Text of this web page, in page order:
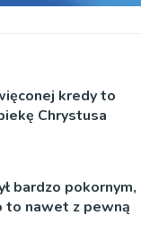
kredy to
Chrystusa
bardzo pokornym,
to nawet z pewną